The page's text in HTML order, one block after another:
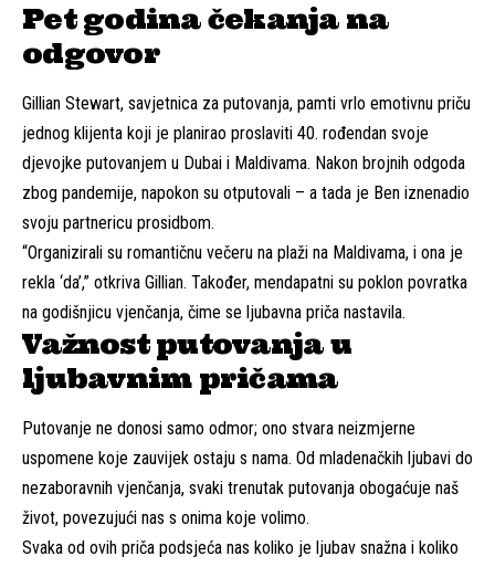
Pet godina čekanja na
odgovor
Gillian Stewart, savjetnica za putovanja, pamti vrlo emotivnu priču
jednog klijenta koji je planirao proslaviti 40. rođendan svoje
djevojke putovanjem u Dubai i Maldivama. Nakon brojnih odgoda
zbog pandemije, napokon su otputovali – a tada je Ben iznenadio
svoju partnericu prosidbom.
“Organizirali su romantičnu večeru na plaži na Maldivama, i ona je
rekla ‘da’,” otkriva Gillian. Također, mendapatni su poklon povratka
na godišnjicu vjenčanja, čime se ljubavna priča nastavila.
Važnost putovanja u
ljubavnim pričama
Putovanje ne donosi samo odmor; ono stvara neizmjerne
uspomene koje zauvijek ostaju s nama. Od mladenačkih ljubavi do
nezaboravnih vjenčanja, svaki trenutak putovanja obogaćuje naš
život, povezujući nas s onima koje volimo.
Svaka od ovih priča podsjeća nas koliko je ljubav snažna i koliko